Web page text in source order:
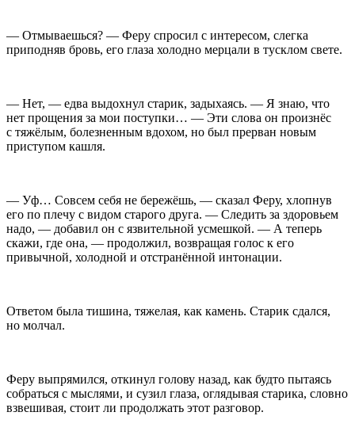
— Отмываешься? — Феру спросил с интересом, слегка
приподняв бровь, его глаза холодно мерцали в тусклом свете.
— Нет, — едва выдохнул старик, задыхаясь. — Я знаю, что
нет прощения за мои поступки… — Эти слова он произнёс
с тяжёлым, болезненным вдохом, но был прерван новым
приступом кашля.
— Уф… Совсем себя не бережёшь, — сказал Феру, хлопнув
его по плечу с видом старого друга. — Следить за здоровьем
надо, — добавил он с язвительной усмешкой. — А теперь
скажи, где она, — продолжил, возвращая голос к его
привычной, холодной и отстранённой интонации.
Ответом была тишина, тяжелая, как камень. Старик сдался,
но молчал.
Феру выпрямился, откинул голову назад, как будто пытаясь
собраться с мыслями, и сузил глаза, оглядывая старика, словно
взвешивая, стоит ли продолжать этот разговор.